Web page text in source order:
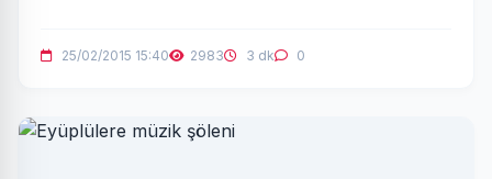
25/02/2015 15:40 2983 3 dk 0